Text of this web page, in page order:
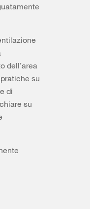
dell’area
su
di
su